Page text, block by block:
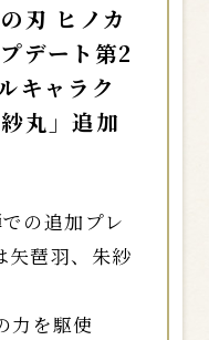
刃 ヒノカ
デート第2
キャラク
丸」追加
の追加プレ
矢琶羽、朱紗
力を駆使